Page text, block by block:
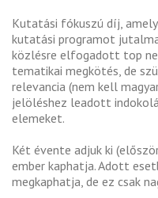
Kutatási fókuszú díj,
kutatási programot
közlésre elfogadott top
tematikai megkötés, de
relevancia (nem kell
jelöléshez leadott
elemeket.
Két évente adjuk ki
ember kaphatja. Adott
megkaphatja, de ez csak